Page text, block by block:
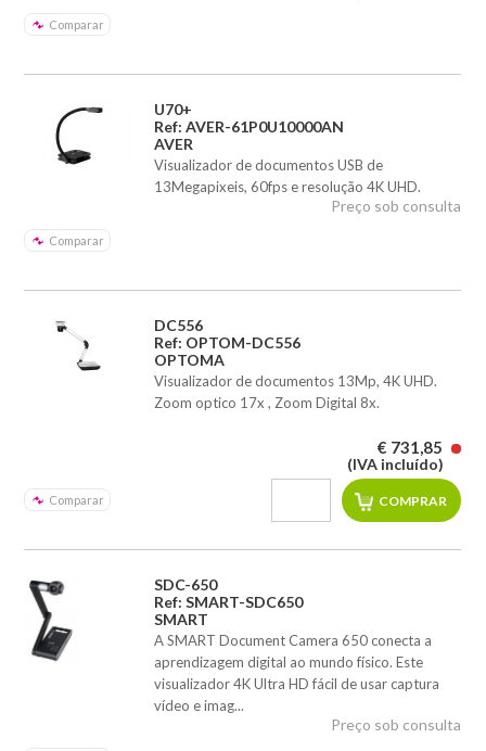
Comparar
U70+
Ref: AVER-61P0U10000AN
AVER
Visualizador de documentos USB de
13Megapixeis, 60fps e resolução 4K UHD.
Comparar
Preço sob consulta
DC556
Ref: OPTOM-DC556
OPTOMA
Visualizador de documentos 13Mp, 4K UHD.
Zoom optico 17x , Zoom Digital 8x.
Comparar
€ 731,85
(IVA incluído)
SDC-650
Ref: SMART-SDC650
SMART
A SMART Document Camera 650 conecta a
aprendizagem digital ao mundo físico. Este
visualizador 4K Ultra HD fácil de usar captura
vídeo e imag...
Preço sob consulta